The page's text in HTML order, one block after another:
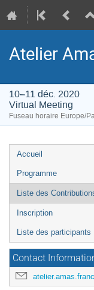
Atelier
10–11 déc. 2020
Virtual Meeting
Fuseau horaire Europe/
Menu
de
l'événement
Accueil
Programme
Liste des
Inscription
Liste des participants
Contact